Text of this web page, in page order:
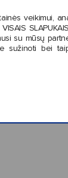
veikimui,
su mūsų
sužinoti bei